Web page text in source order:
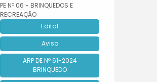
PE Nº 06 - BRINQUEDOS E
RECREAÇÃO
Edital
Aviso
ARP DE Nº 61-2024
BRINQUEDO